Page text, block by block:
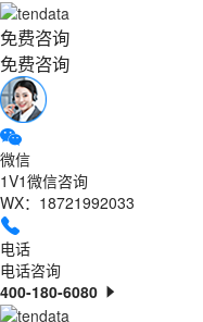
免费咨询
免费咨询
微信
1V1微信咨询
WX：18721992033
电话
电话咨询
400-180-6080